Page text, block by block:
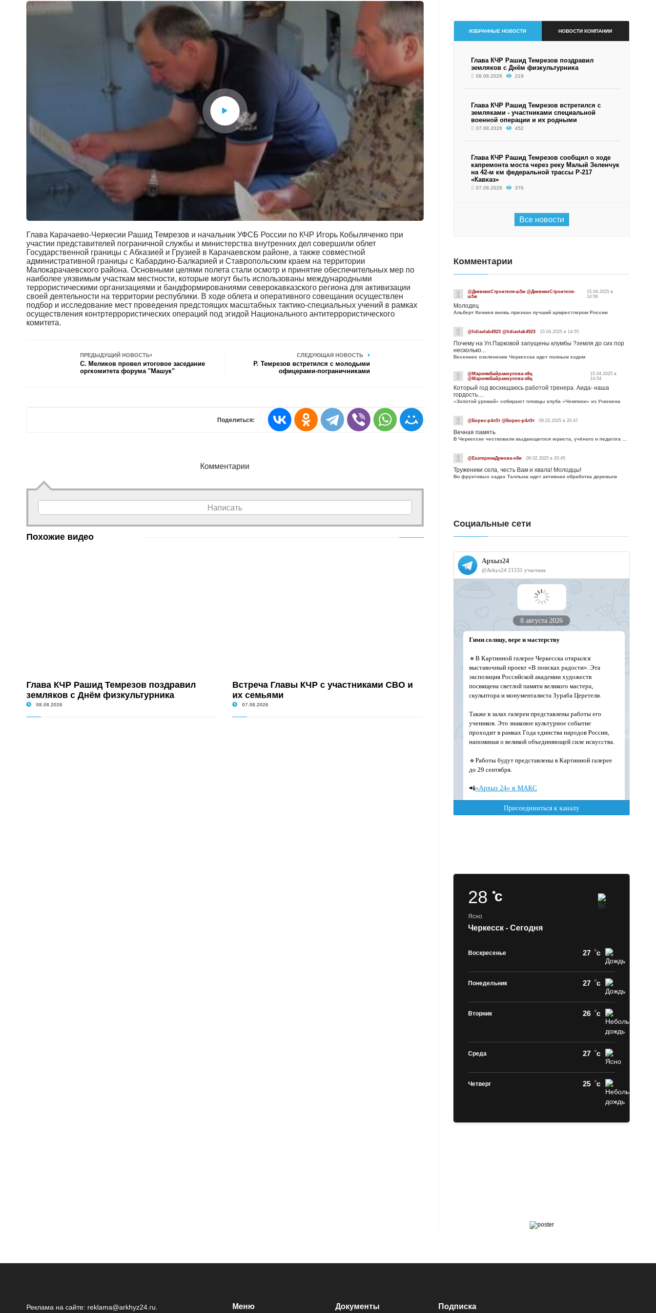
Глава Карачаево-Черкесии Рашид Темрезов и начальник УФСБ России по КЧР Игорь Кобыляченко при
участии представителей пограничной службы и министерства внутренних дел совершили облет
Государственной границы с Абхазией и Грузией в Карачаевском районе, а также совместной
административной границы с Кабардино-Балкарией и Ставропольским краем на территории
Малокарачаевского района. Основными целями полета стали осмотр и принятие обеспечительных мер по
наиболее уязвимым участкам местности, которые могут быть использованы международными
террористическими организациями и бандформированиями северокавказского региона для активизации
своей деятельности на территории республики. В ходе облета и оперативного совещания осуществлен
подбор и исследование мест проведения предстоящих масштабных тактико-специальных учений в рамках
осуществления контртеррористических операций под эгидой Национального антитеррористического
комитета.
ПРЕДЫДУЩИЙ НОВОСТЬ
С. Меликов провел итоговое заседание
оргкомитета форума "Машук"
СЛЕДУЮЩАЯ НОВОСТЬ
Р. Темрезов встретился с молодыми
офицерами-пограничниками
Поделиться:
Комментарии
Написать
Похожие видео
Глава КЧР Рашид Темрезов поздравил
земляков с Днём физкультурника
08.08.2026
Встреча Главы КЧР с участниками СВО и
их семьями
07.08.2026
ИЗБРАННЫЕ НОВОСТИ НОВОСТИ КОМПАНИИ
Глава КЧР Рашид Темрезов поздравил
земляков с Днём физкультурника
08.08.2026 219
Глава КЧР Рашид Темрезов встретился с
земляками - участниками специальной
военной операции и их родными
07.08.2026 452
Глава КЧР Рашид Темрезов сообщил о ходе
капремонта моста через реку Малый Зеленчук
на 42-м км федеральной трассы Р-217
«Кавказ»
07.08.2026 376
Все новости
Комментарии
@ДневникСтроителя-ш5ж @ДневникСтроителя-
ш5ж
15.04.2025 в
14:56
Молодец
Альберт Кенжев вновь признан лучший армрестлером России
@lidiavlab4923 @lidiavlab4923 15.04.2025 в 14:55
Почему на Ул.Парковой запущены клумбы ?земля до сих пор
несколько...
Весеннее озеленение Черкесска идет полным ходом
@МариямБайрамкулова-э8ц
@МариямБайрамкулова-э8ц
15.04.2025 в
14:54
Который год восхищаюсь работой тренера. Аида- наша
гордость....
«Золотой урожай» собирают пловцы клуба «Чемпион» из Учкекена
@Борис-р4л5т @Борис-р4л5т 09.02.2025 в 20:47
Вечная память
@ЕкатеринаДумова-о8и 09.02.2025 в 20:45
Труженики села, честь Вам и хвала! Молодцы!
Во фруктовых садах Таллыка идет активная обработка деревьев
Социальные сети
28c
Ясно
Черкесск - Сегодня
Воскресенье 27 c
Понедельник 27 c
Вторник 26 c
Среда 27 c
Четверг 25 c
Реклама на сайте: reklama@arkhyz24.ru Меню Документы Подписка